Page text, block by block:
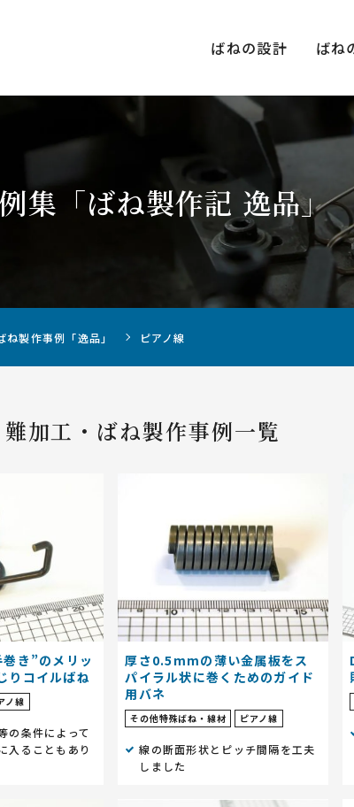
ばねの設計
設計者のためのばね設計ポ
ばね
圧縮ばね（押しばね）
ね製作事例集「逸品」TOP
集 「ばね製作記 逸品」
ね製作事例「逸品」 ピアノ線
難加工・ばね製作事例一覧
き”のメリッ
りコイルばね
ノ線
の条件によって
入ることもあり
厚さ0.5mmの薄い金属板をス
パイラル状に巻くためのガイド
用バネ
その他特殊ばね・線材 ピアノ線
線の断面形状とピッチ間隔を工夫
しました